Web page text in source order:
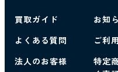
買取ガイド
よくある質問
法人のお客様
お知
ご利
特定